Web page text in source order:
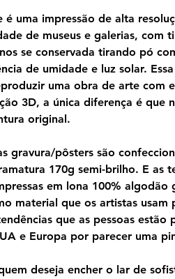
é uma impressão de alta
de museus e galerias, com
se conservada tirando pó
de umidade e luz solar.
uma obra de arte com
3D, a única diferença é que
original.
gravura/pôsters são
170g semi-brilho. E as
em lona 100% algodão
material que os artistas usam
que as pessoas
e Europa por parecer uma
deseja encher o lar de